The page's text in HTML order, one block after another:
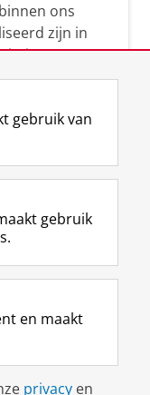
ons
zijn in
gedrag.
hun
naar
inzichten.
gebruik van
gebruik
en maakt
privacy en